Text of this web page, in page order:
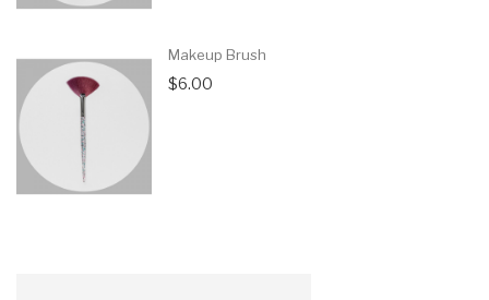
Makeup Brush
$6.00